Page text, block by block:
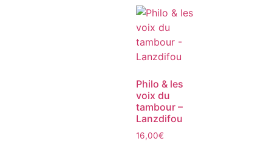
Philo & les
voix du
tambour –
Lanzdifou
16,00€